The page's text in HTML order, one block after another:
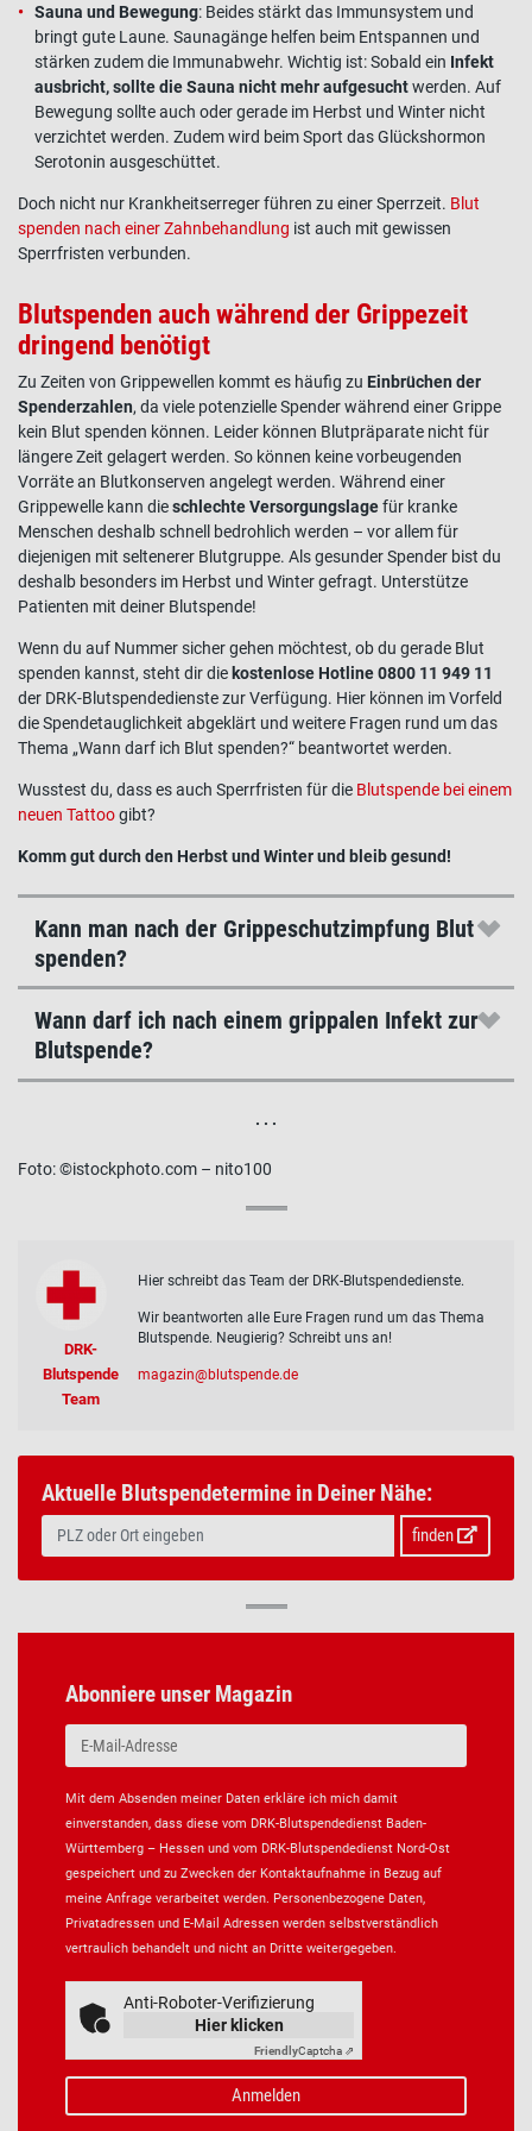
Sauna und Bewegung: Beides stärkt das Immunsystem und
bringt gute Laune. Saunagänge helfen beim Entspannen und
stärken zudem die Immunabwehr. Wichtig ist: Sobald ein Infekt
ausbricht, sollte die Sauna nicht mehr aufgesuchtwerden. Auf
Bewegung sollte auch oder gerade im Herbst und Winter nicht
verzichtet werden. Zudem wird beim Sport das Glückshormon
Serotonin ausgeschüttet.
Doch nicht nur Krankheitserreger führen zu einer Sperrzeit. Blut
spenden nach einer Zahnbehandlung ist auch mit gewissen
Sperrfristen verbunden.
Blutspenden auch während der Grippezeit
dringend benötigt
Zu Zeiten von Grippewellen kommt es häufig zu Einbrüchen der
Spenderzahlen, da viele potenzielle Spender während einerGrippe
kein Blut spenden können. Leider können Blutpräparate nicht für
längere Zeit gelagert werden. So können keine vorbeugenden
Vorräte an Blutkonserven angelegt werden. Während einer
Grippewelle kann dieschlechte Versorgungslagefür kranke
Menschen deshalb schnell bedrohlich werden – vor allem für
diejenigen mit seltenerer Blutgruppe. Als gesunder Spender bist du
deshalb besonders im Herbst und Winter gefragt. Unterstütze
Patienten mit deiner Blutspende!
Wenn du auf Nummer sicher gehen möchtest, ob du gerade Blut
spenden kannst, steht dir die kostenlose Hotline 0800 11 949 11
der DRK-Blutspendedienstezur Verfügung. Hier können im Vorfeld
die Spendetauglichkeit abgeklärt und weitere Fragen rund um das
Thema „Wann darf ich Blut spenden?“ beantwortet werden.
Wusstest du, dass es auch Sperrfristen für die Blutspende bei einem
neuen Tattoogibt?
Komm gut durch den Herbst und Winter und bleib gesund!
Kann man nach der Grippeschutzimpfung Blut
spenden?
Wann darf ich nach einem grippalen Infekt zur
Blutspende?
. . .
Foto:©istockphoto.com – nito100
DRK-
Blutspende
Team
Hier schreibt das Team der DRK-Blutspendedienste.
Wir beantworten alle Eure Fragen rund um das Thema
Blutspende. Neugierig? Schreibt uns an!
magazin@blutspende.de
Aktuelle Blutspendetermine in Deiner Nähe:
finden
Abonniere unser Magazin
Mit dem Absenden meiner Daten erkläre ich mich damit
einverstanden, dass diese vom DRK-Blutspendedienst Baden-
Württemberg – Hessen und vom DRK-Blutspendedienst Nord-Ost
gespeichert und zu Zwecken der Kontaktaufnahme in Bezug auf
meine Anfrage verarbeitet werden. Personenbezogene Daten,
Privatadressen und E-Mail Adressen werden selbstverständlich
vertraulich behandelt und nicht an Dritte weitergegeben.
Anti-Roboter-Verifizierung
Hier klicken
FriendlyCaptcha ⇗